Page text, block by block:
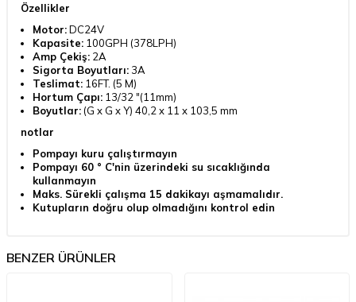
Özellikler
Motor:DC24V
Kapasite: 100GPH (378LPH)
Amp Çekiş: 2A
Sigorta Boyutları: 3A
Teslimat: 16FT. (5 M)
Hortum Çapı: 13/32 "(11mm)
Boyutlar: (G x G x Y) 40,2 x 11 x 103,5 mm
notlar
Pompayı kuru çalıştırmayın
Pompayı 60 ° C'nin üzerindeki su sıcaklığında
kullanmayın
Maks. Sürekli çalışma 15 dakikayı aşmamalıdır.
Kutupların doğru olup olmadığını kontrol edin
BENZER ÜRÜNLER